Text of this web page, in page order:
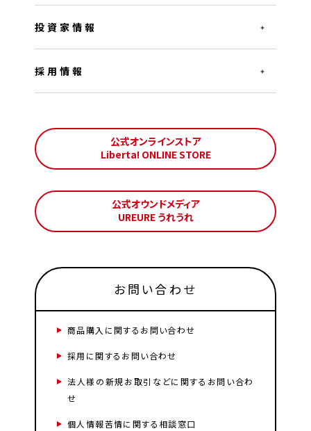
投資家情報
採用情報
公式オンラインストア
Liberta! ONLINE STORE
公式オウンドメディア
UREURE うれうれ
お問い合わせ
商品購入に関するお問い合わせ
採用に関するお問い合わせ
法人様の新規お取引などに関するお問い合わ
せ
個人情報苦情に関する相談窓口